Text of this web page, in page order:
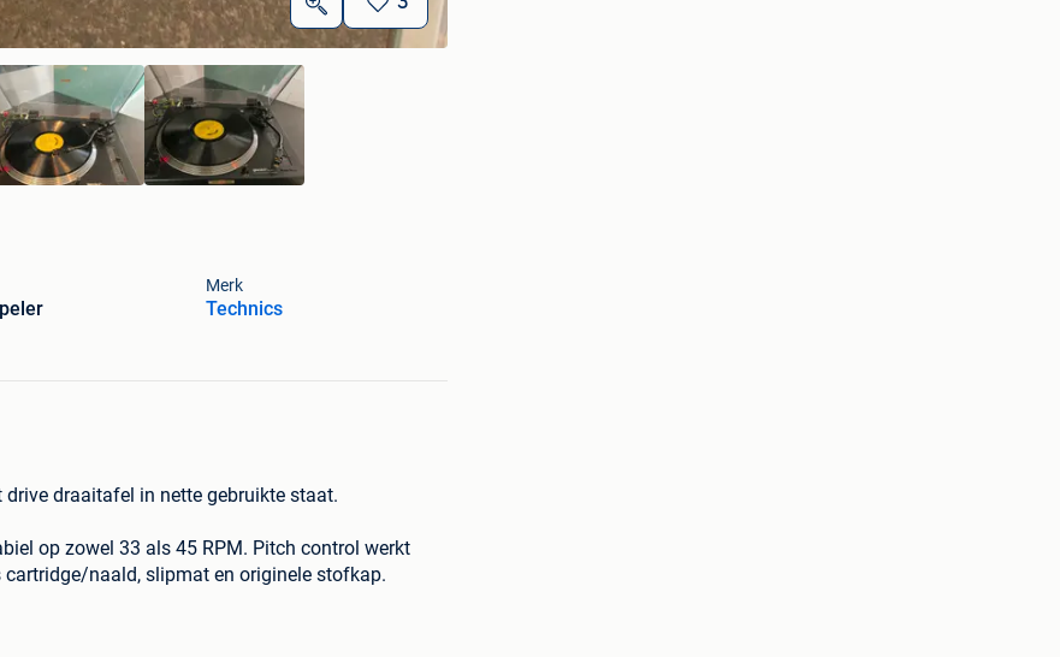
Merk
Technics
draaitafel in nette gebruikte staat.
op zowel 33 als 45 RPM. Pitch control werkt
naald, slipmat en originele stofkap.